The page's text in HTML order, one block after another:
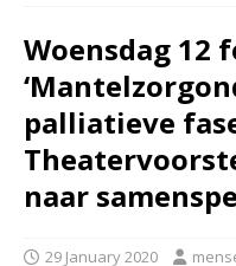
Woensdag 12
palliatieve
naar
29 January 2020